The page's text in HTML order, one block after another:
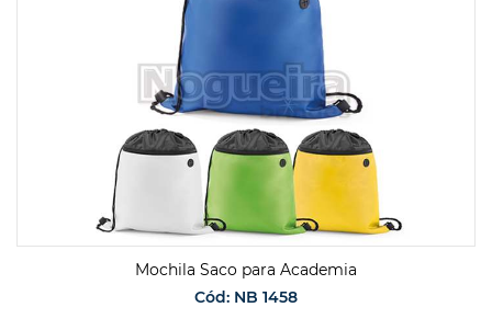
Mochila Saco para Academia
Cód: NB 1458